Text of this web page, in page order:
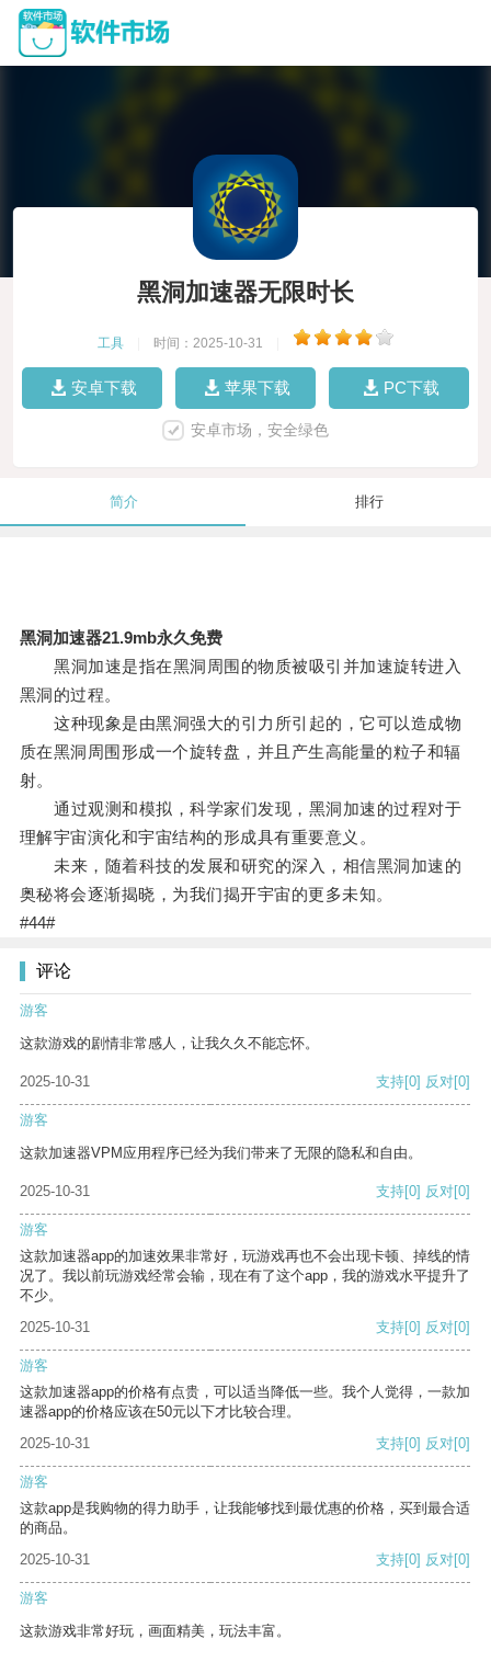
黑洞加速器无限时长
工具 时间：2025-10-31
安卓下载 苹果下载 PC下载
安卓市场，安全绿色
简介 排行
黑洞加速器21.9mb永久免费
黑洞加速是指在黑洞周围的物质被吸引并加速旋转进入
黑洞的过程。
这种现象是由黑洞强大的引力所引起的，它可以造成物
质在黑洞周围形成一个旋转盘，并且产生高能量的粒子和辐
射。
通过观测和模拟，科学家们发现，黑洞加速的过程对于
理解宇宙演化和宇宙结构的形成具有重要意义。
未来，随着科技的发展和研究的深入，相信黑洞加速的
奥秘将会逐渐揭晓，为我们揭开宇宙的更多未知。
#44#
评论
游客
这款游戏的剧情非常感人，让我久久不能忘怀。
2025-10-31 支持[0] 反对[0]
游客
这款加速器VPM应用程序已经为我们带来了无限的隐私和自由。
2025-10-31 支持[0] 反对[0]
游客
这款加速器app的加速效果非常好，玩游戏再也不会出现卡顿、掉线的情
况了。我以前玩游戏经常会输，现在有了这个app，我的游戏水平提升了
不少。
2025-10-31
支持[0] 反对[0]
游客
这款加速器app的价格有点贵，可以适当降低一些。我个人觉得，一款加
速器app的价格应该在50元以下才比较合理。
2025-10-31
支持[0] 反对[0]
游客
这款app是我购物的得力助手，让我能够找到最优惠的价格，买到最合适
的商品。
2025-10-31
支持[0] 反对[0]
游客
这款游戏非常好玩，画面精美，玩法丰富。